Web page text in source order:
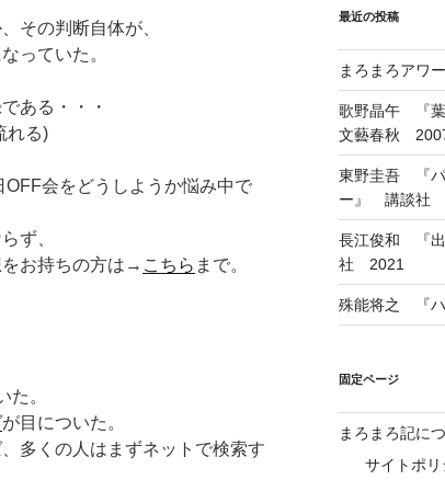
その判断自体が、
っていた。
ある・・・
れる)
OFF会をどうしようか悩み中で
ず、
お持ちの方は→ こちら まで。
た。
が目についた。
多くの人はまずネットで検索す
最近の投稿
まろまろアワ
歌野晶午 『
文藝春秋
東野圭吾 『パ
ー』 講談社
長江俊和 『
社 2021
殊能将之 『
固定ページ
まろまろ記に
サイトポリ